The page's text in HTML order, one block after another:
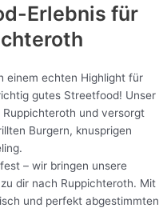
Erlebnis für
einem echten Highlight für
gutes Streetfood! Unser
und versorgt
Burgern, knusprigen
– wir bringen unsere
dir nach Ruppichteroth. Mit
und perfekt abgestimmten